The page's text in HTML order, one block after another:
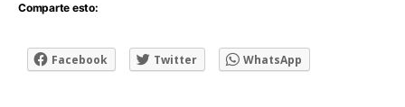
Comparte esto:
Facebook Twitter WhatsApp